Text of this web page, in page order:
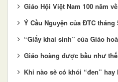
Giáo Hội Việt Nam 100 năm
Ý Cầu Nguyện của ĐTC tháng
“Giấy khai sinh” của Giáo
Giáo hoàng được bầu như
Khi nào sẽ có khói “đen” hay